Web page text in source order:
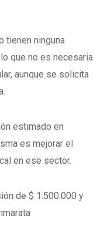
tienen ninguna
que no es necesaria
aunque se solicita
estimado en
es mejorar el
en ese sector.
de $ 1.500.000 y